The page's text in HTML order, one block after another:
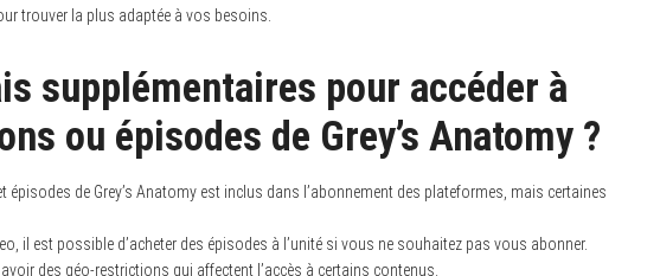
trouver la plus adaptée à vos besoins.
supplémentaires pour accéder à
ou épisodes de Grey’s Anatomy ?
épisodes de Grey’s Anatomy est inclus dans l’abonnement des plateformes, mais certaines
il est possible d’acheter des épisodes à l’unité si vous ne souhaitez pas vous abonner.
des géo-restrictions qui affectent l’accès à certains contenus.